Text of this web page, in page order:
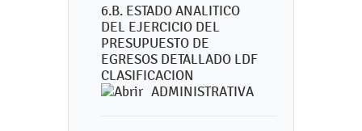
6.B. ESTADO ANALITICO
DEL EJERCICIO DEL
PRESUPUESTO DE
EGRESOS DETALLADO LDF
CLASIFICACION
ADMINISTRATIVA